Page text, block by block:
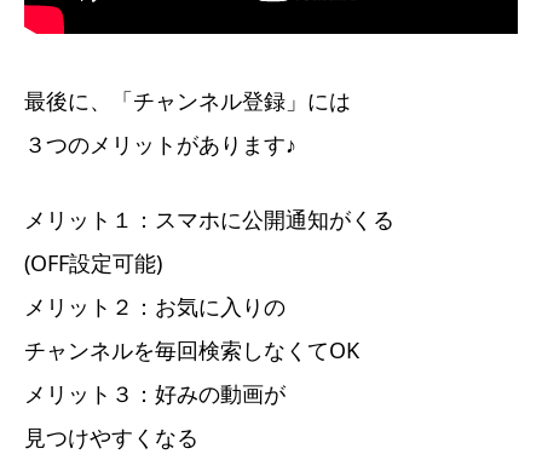
最後に、「チャンネル登録」には
３つのメリットがあります♪
メリット１：スマホに公開通知がくる
(OFF設定可能)
メリット２：お気に入りの
チャンネルを毎回検索しなくてOK
メリット３：好みの動画が
見つけやすくなる